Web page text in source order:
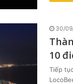
30/
10
Tiếp